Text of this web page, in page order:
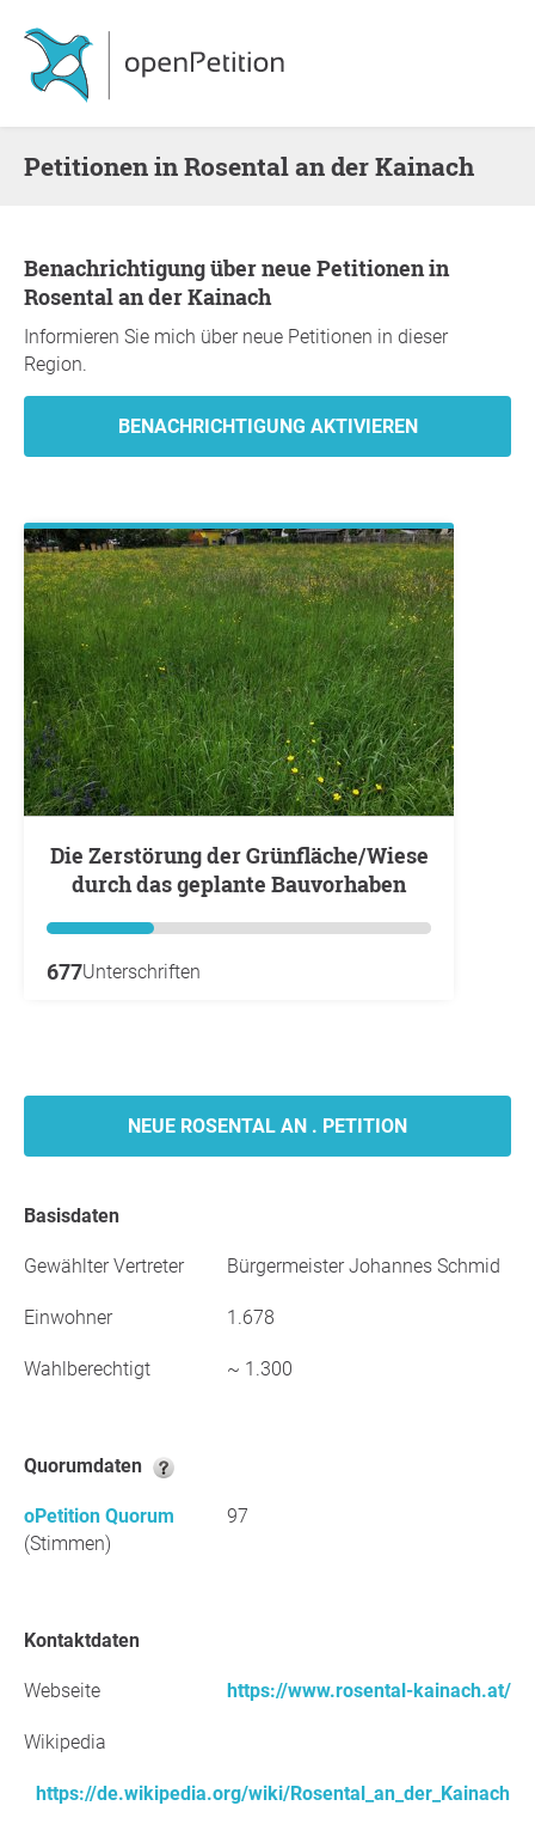
Petitionen in Rosental an der Kainach
Benachrichtigung über neue Petitionen in
Rosental an der Kainach
Informieren Sie mich über neue Petitionen in dieser
Region.
Die Zerstörung der Grünfläche/Wiese
durch das geplante Bauvorhaben
677Unterschriften
NEUE ROSENTAL AN . PETITION
Basisdaten
Gewählter Vertreter Bürgermeister Johannes Schmid
Einwohner 1.678
Wahlberechtigt ~ 1.300
Quorumdaten
oPetition Quorum
(Stimmen)
97
Kontaktdaten
Webseite https://www.rosental-kainach.at/
Wikipedia
https://de.wikipedia.org/wiki/Rosental_an_der_Kainach